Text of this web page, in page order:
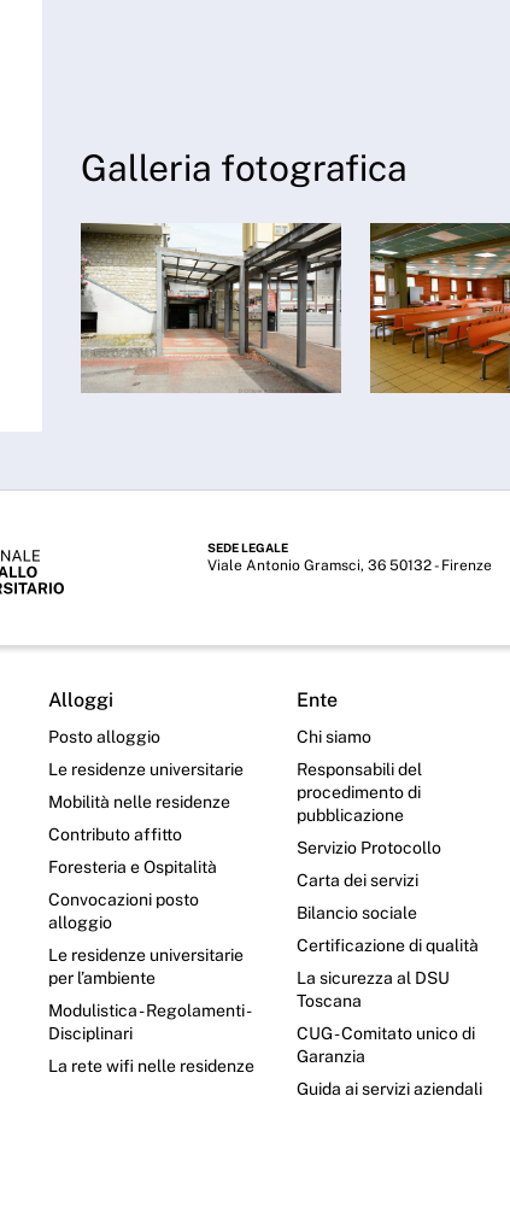
Galleria fotografica
SEDE LEGALE
Viale Antonio Gramsci, 36 50132 - Firenze
Alloggi
Posto alloggio
Le residenze universitarie
Mobilità nelle residenze
Contributo affitto
Foresteria e Ospitalità
Convocazioni posto
alloggio
Le residenze universitarie
per l’ambiente
Modulistica - Regolamenti -
Disciplinari
La rete wifi nelle residenze
Ente
Chi siamo
Responsabili del
procedimento di
pubblicazione
Servizio Protocollo
Carta dei servizi
Bilancio sociale
Certificazione di qualità
La sicurezza al DSU
Toscana
CUG - Comitato unico di
Garanzia
Guida ai servizi aziendali